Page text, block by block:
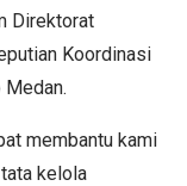
Direktorat
Koordinasi
membantu kami
kelola